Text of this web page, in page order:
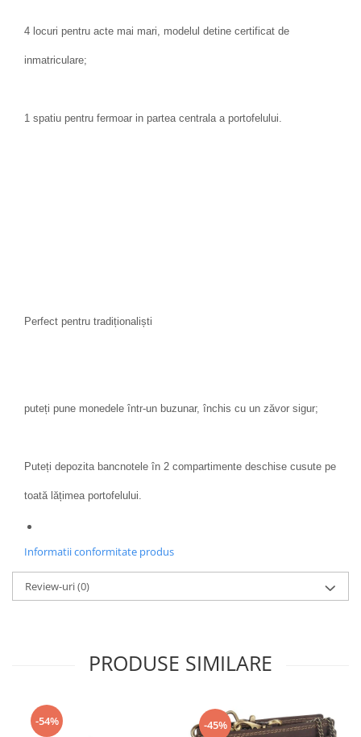
4 locuri pentru acte mai mari, modelul detine certificat de
inmatriculare;
1 spatiu pentru fermoar in partea centrala a portofelului.
Perfect pentru tradiționaliști
puteți pune monedele într-un buzunar, închis cu un zăvor sigur;
Puteți depozita bancnotele în 2 compartimente deschise cusute pe
toată lățimea portofelului.
Informatii conformitate produs
Review-uri(0)
PRODUSE SIMILARE
-54% -45%